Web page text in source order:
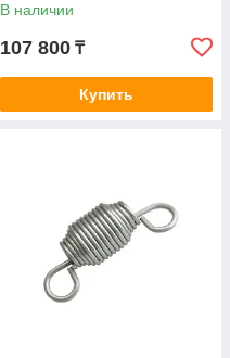
В наличии
107 800 ₸
Купить